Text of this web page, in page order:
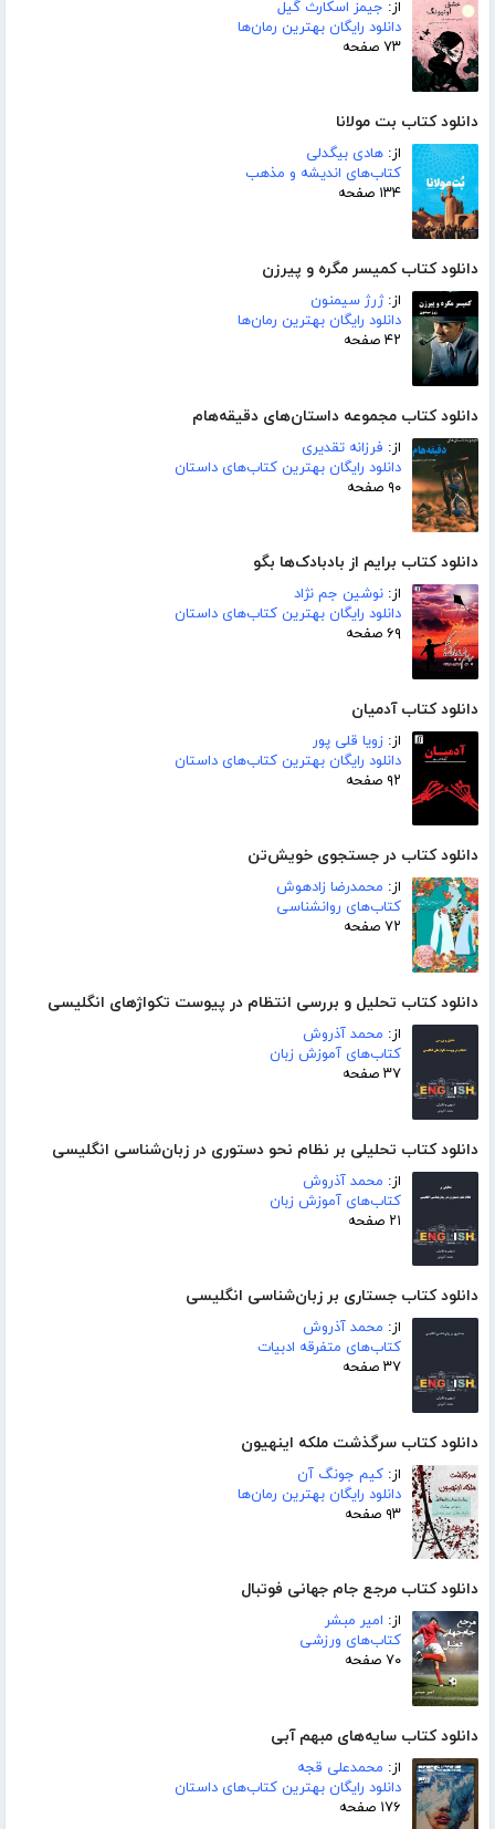
از: جیمز اسکارث گیل
دانلود رایگان بهترین رمان‌ها
۷۳ صفحه
دانلود کتاب بت مولانا
از: هادی بیگدلی
کتاب‌های اندیشه و مذهب
۱۳۴ صفحه
دانلود کتاب کمیسر مگره و پیرزن
از:ژرژ سیمنون
دانلود رایگان بهترین رمان‌ها
۴۲ صفحه
دانلود کتاب مجموعه داستان‌های دقیقه‌هام
از: فرزانه تقدیری
دانلود رایگان بهترین کتاب‌های داستان
۹۰ صفحه
دانلود کتاب برایم از بادبادک‌ها بگو
از: نوشین جم نژاد
دانلود رایگان بهترین کتاب‌های داستان
۶۹ صفحه
دانلود کتاب آدمیان
از: زویا قلی پور
دانلود رایگان بهترین کتاب‌های داستان
۹۲ صفحه
دانلود کتاب در جستجوی خویش‌تن
از: محمدرضا زادهوش
کتاب‌های روانشناسی
۷۲ صفحه
دانلود کتاب تحلیل و بررسی انتظام در پیوست تکواژهای انگلیسی
از: محمد آذروش
کتاب‌های آموزش زبان
۳۷ صفحه
دانلود کتاب تحلیلی بر نظام نحو دستوری در زبان‌شناسی انگلیسی
از: محمد آذروش
کتاب‌های آموزش زبان
۲۱ صفحه
دانلود کتاب جستاری بر زبان‌شناسی انگلیسی
از: محمد آذروش
کتاب‌های متفرقه ادبیات
۳۷ صفحه
دانلود کتاب سرگذشت ملکه اینهیون
از: کیم جونگ آن
دانلود رایگان بهترین رمان‌ها
۹۳ صفحه
دانلود کتاب مرجع جام جهانی فوتبال
از: امیر مبشر
کتاب‌های ورزشی
۷۰ صفحه
دانلود کتاب سایه‌های مبهم آبی
از: محمدعلی قجه
دانلود رایگان بهترین کتاب‌های داستان
۱۷۶ صفحه